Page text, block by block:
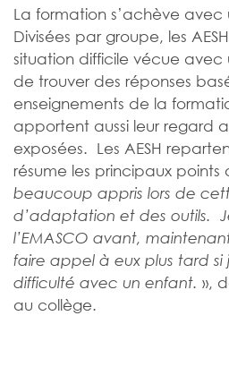
La formation s’achève
Divisées par groupe, les
situation difficile vécue avec
de trouver des réponses
enseignements de la
apportent aussi leur regard
exposées. Les AESH
résume les principaux points
beaucoup appris lors de
d’adaptation et des outils.
l’EMASCO avant,
faire appel à eux plus tard si
difficulté avec un enfant. »,
au collège.